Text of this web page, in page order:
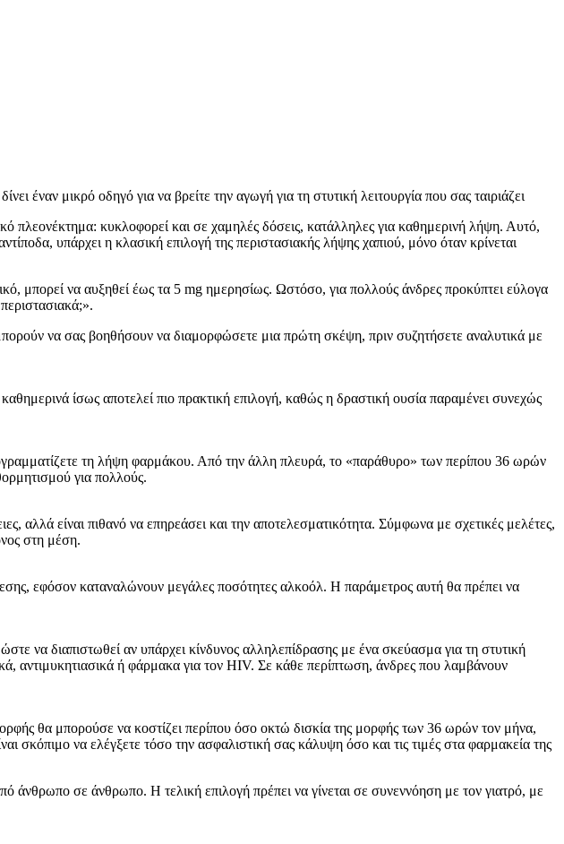
έναν μικρό οδηγό για να βρείτε την αγωγή για τη στυτική λειτουργία που σας ταιριάζει
πλεονέκτημα: κυκλοφορεί και σε χαμηλές δόσεις, κατάλληλες για καθημερινή λήψη. Αυτό,
υπάρχει η κλασική επιλογή της περιστασιακής λήψης χαπιού, μόνο όταν κρίνεται
μπορεί να αυξηθεί έως τα 5 mg ημερησίως. Ωστόσο, για πολλούς άνδρες προκύπτει εύλογα
να σας βοηθήσουν να διαμορφώσετε μια πρώτη σκέψη, πριν συζητήσετε αναλυτικά με
ίσως αποτελεί πιο πρακτική επιλογή, καθώς η δραστική ουσία παραμένει συνεχώς
τη λήψη φαρμάκου. Από την άλλη πλευρά, το «παράθυρο» των περίπου 36 ωρών
για πολλούς.
αλλά είναι πιθανό να επηρεάσει και την αποτελεσματικότητα. Σύμφωνα με σχετικές μελέτες,
στη μέση.
εφόσον καταναλώνουν μεγάλες ποσότητες αλκοόλ. Η παράμετρος αυτή θα πρέπει να
να διαπιστωθεί αν υπάρχει κίνδυνος αλληλεπίδρασης με ένα σκεύασμα για τη στυτική
αντιμυκητιασικά ή φάρμακα για τον HIV. Σε κάθε περίπτωση, άνδρες που λαμβάνουν
θα μπορούσε να κοστίζει περίπου όσο οκτώ δισκία της μορφής των 36 ωρών τον μήνα,
σκόπιμο να ελέγξετε τόσο την ασφαλιστική σας κάλυψη όσο και τις τιμές στα φαρμακεία της
άνθρωπο σε άνθρωπο. Η τελική επιλογή πρέπει να γίνεται σε συνεννόηση με τον γιατρό, με